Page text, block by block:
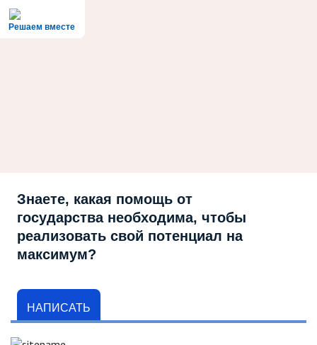
Решаем вместе
Знаете, какая помощь от
государства необходима, чтобы
реализовать свой потенциал на
максимум?
НАПИСАТЬ